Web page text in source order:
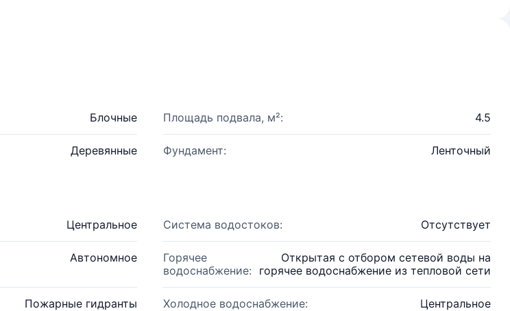
Блочные Площадь подвала, м²: 4.5
Деревянные Фундамент: Ленточный
Центральное Система водостоков: Отсутствует
Автономное
Горячее
водоснабжение:
Открытая с отбором сетевой воды на
горячее водоснабжение из тепловой сети
Пожарные гидранты Холодное водоснабжение: Центральное